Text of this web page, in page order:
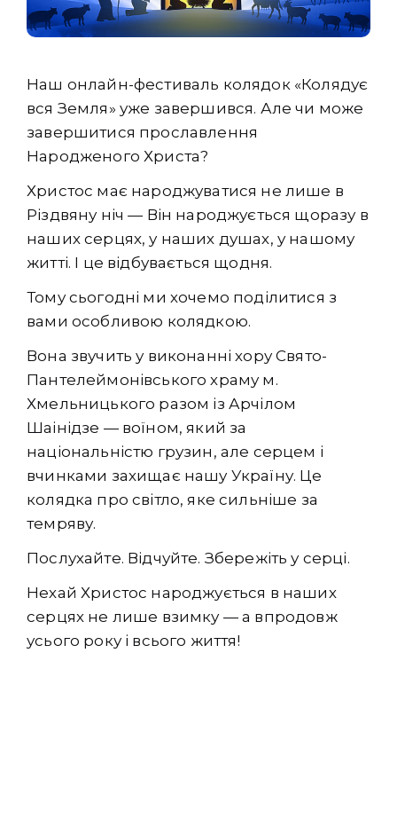
Наш онлайн-фестиваль колядок «Колядує
вся Земля» уже завершився. Але чи може
завершитися прославлення
Народженого Христа?
Христос має народжуватися не лише в
Різдвяну ніч — Він народжується щоразу в
наших серцях, у наших душах, у нашому
житті. І це відбувається щодня.
Тому сьогодні ми хочемо поділитися з
вами особливою колядкою.
Вона звучить у виконанні хору Свято-
Пантелеймонівського храму м.
Хмельницького разом із Арчілом
Шаінідзе — воїном, який за
національністю грузин, але серцем і
вчинками захищає нашу Україну. Це
колядка про світло, яке сильніше за
темряву.
Послухайте. Відчуйте. Збережіть у серці.
Нехай Христос народжується в наших
серцях не лише взимку — а впродовж
усього року і всього життя!